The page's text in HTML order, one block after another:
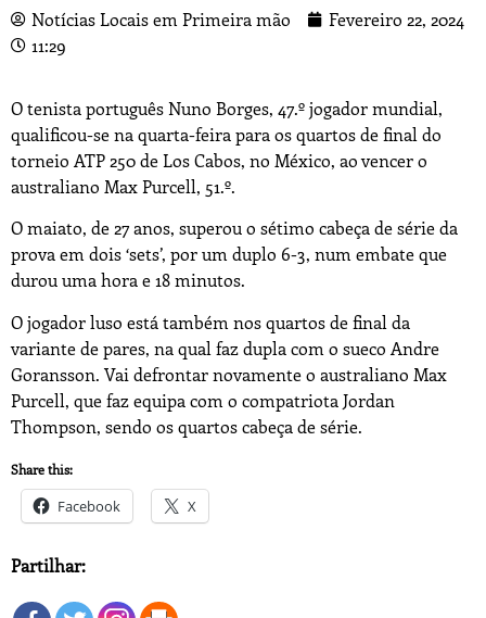
Notícias Locais em Primeira mão
Fevereiro 22, 2024
11:29
O tenista português Nuno Borges, 47.º jogador mundial,
qualificou-se na quarta-feira para os quartos de final do
torneio ATP 250 de Los Cabos, no México, ao vencer o
australiano Max Purcell, 51.º.
O maiato, de 27 anos, superou o sétimo cabeça de série da
prova em dois ‘sets’, por um duplo 6-3, num embate que
durou uma hora e 18 minutos.
O jogador luso está também nos quartos de final da
variante de pares, na qual faz dupla com o sueco Andre
Goransson. Vai defrontar novamente o australiano Max
Purcell, que faz equipa com o compatriota Jordan
Thompson, sendo os quartos cabeça de série.
Share this:
Facebook X
Partilhar: